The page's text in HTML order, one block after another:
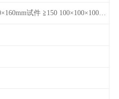
40×40×160mm试件 ≧150 100×100×100mm试件≧120